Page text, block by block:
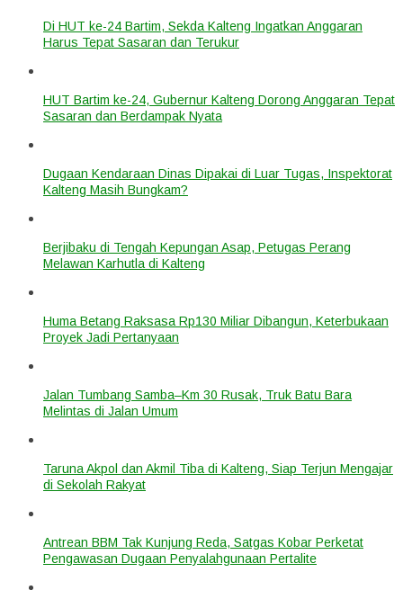
Di HUT ke-24 Bartim, Sekda Kalteng Ingatkan Anggaran
Harus Tepat Sasaran dan Terukur
HUT Bartim ke-24, Gubernur Kalteng Dorong Anggaran Tepat
Sasaran dan Berdampak Nyata
Dugaan Kendaraan Dinas Dipakai di Luar Tugas, Inspektorat
Kalteng Masih Bungkam?
Berjibaku di Tengah Kepungan Asap, Petugas Perang
Melawan Karhutla di Kalteng
Huma Betang Raksasa Rp130 Miliar Dibangun, Keterbukaan
Proyek Jadi Pertanyaan
Jalan Tumbang Samba–Km 30 Rusak, Truk Batu Bara
Melintas di Jalan Umum
Taruna Akpol dan Akmil Tiba di Kalteng, Siap Terjun Mengajar
di Sekolah Rakyat
Antrean BBM Tak Kunjung Reda, Satgas Kobar Perketat
Pengawasan Dugaan Penyalahgunaan Pertalite